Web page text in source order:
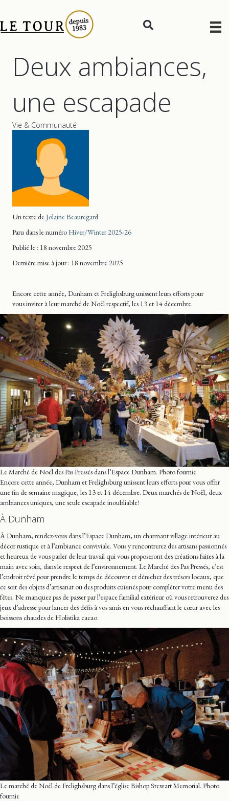
Deux ambiances,
une escapade
Vie & Communauté
Un texte deJolaine Beauregard
Paru dans le numéroHiver/Winter 2025-26
Publié le : 18 novembre 2025
Dernière mise à jour: 18 novembre 2025
Encore cette année, Dunham et Frelighsburg unissent leurs efforts pour
vous inviter à leur marché de Noël respectif, les 13 et 14 décembre.
Le Marché de Noël des Pas Pressés dans l’Espace Dunham. Photo fournie
Encore cette année, Dunham et Frelighsburg unissent leurs efforts pour vous offrir
une fin de semaine magique, les 13 et 14 décembre. Deux marchés de Noël, deux
ambiances uniques, une seule escapade inoubliable !
À Dunham
À Dunham, rendez-vous dans l’Espace Dunham, un charmant village intérieur au
décor rustique et à l’ambiance conviviale. Vous y rencontrerez des artisans passionnés
et heureux de vous parler de leur travail qui vous proposeront des créations faites à la
main avec soin, dans le respect de l’environnement. Le Marché des Pas Pressés, c’est
l’endroit rêvé pour prendre le temps de découvrir et dénicher des trésors locaux, que
ce soit des objets d’artisanat ou des produits cuisinés pour compléter votre menu des
fêtes. Ne manquez pas de passer par l’espace familial extérieur où vous retrouverez des
jeux d’adresse pour lancer des défis à vos amis en vous réchauffant le cœur avec les
boissons chaudes de Holistika cacao.
Le marché de Noël de Frelighsburg dans l’église Bishop Stewart Memorial. Photo
fournie